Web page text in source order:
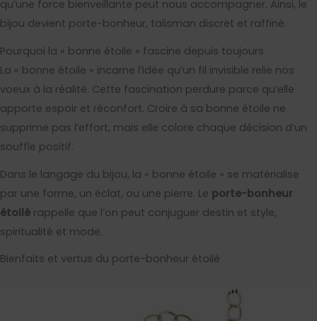
qu’une force bienveillante peut nous accompagner. Ainsi, le
bijou devient porte-bonheur, talisman discret et raffiné.
Pourquoi la « bonne étoile » fascine depuis toujours
La « bonne étoile » incarne l’idée qu’un fil invisible relie nos
voeux à la réalité. Cette fascination perdure parce qu’elle
apporte espoir et réconfort. Croire à sa bonne étoile ne
supprime pas l’effort, mais elle colore chaque décision d’un
souffle positif.
Dans le langage du bijou, la « bonne étoile » se matérialise
par une forme, un éclat, ou une pierre. Le porte-bonheur
étoilé rappelle que l’on peut conjuguer destin et style,
spiritualité et mode.
Bienfaits et vertus du porte-bonheur étoilé